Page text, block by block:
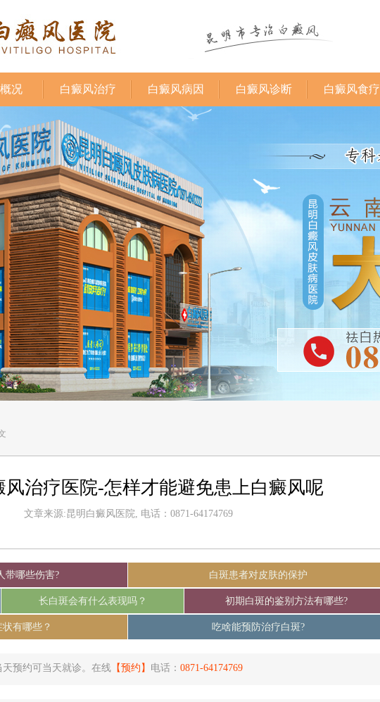
况 白癜风治疗 白癜风病因 白癜风诊断 白癜风食疗
风治疗医院-怎样才能避免患上白癜风呢
文章来源:昆明白癜风医院, 电话：0871-64174769
带哪些伤害? 白斑患者对皮肤的保护
长白斑会有什么表现吗？ 初期白斑的鉴别方法有哪些?
有哪些？ 吃啥能预防治疗白斑?
天预约可当天就诊。在线 【预约】 电话： 0871-64174769